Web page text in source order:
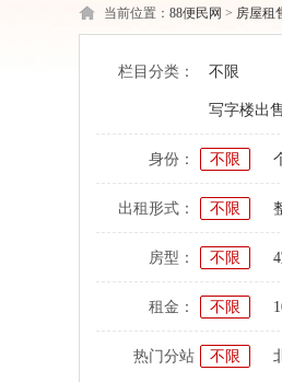
当前位置： 88便民网 > 房屋租
栏目分类： 不限
写字楼出
身份： 不限
出租形式： 不限
房型： 不限
租金： 不限
热门分站 不限